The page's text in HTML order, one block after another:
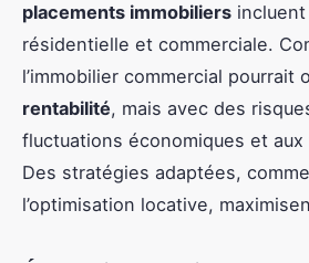
placements immobiliers
résidentielle et commerciale.
l’immobilier commercial pourrait
rentabilité, mais avec des
fluctuations économiques et aux
Des stratégies adaptées,
l’optimisation locative,